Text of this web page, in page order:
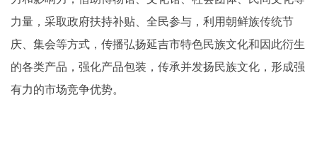
力量，采取政府扶持补贴、全民参与，利用朝鲜族传统节
庆、集会等方式，传播弘扬延吉市特色民族文化和因此衍生
的各类产品，强化产品包装，传承并发扬民族文化，形成强
有力的市场竞争优势。